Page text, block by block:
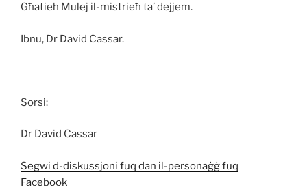
Għatieh Mulej il-mistrieħ ta’ dejjem.
Ibnu, Dr David Cassar.
Sorsi:
Dr David Cassar
Segwi d-diskussjoni fuq dan il-personaġġ fuq
Facebook